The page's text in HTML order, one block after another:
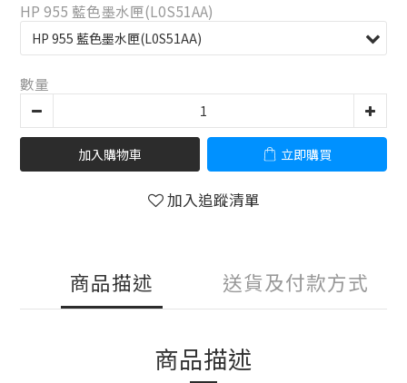
HP 955 藍色墨水匣(L0S51AA)
數量
加入購物車 立即購買
加入追蹤清單
商品描述 送貨及付款方式
商品描述